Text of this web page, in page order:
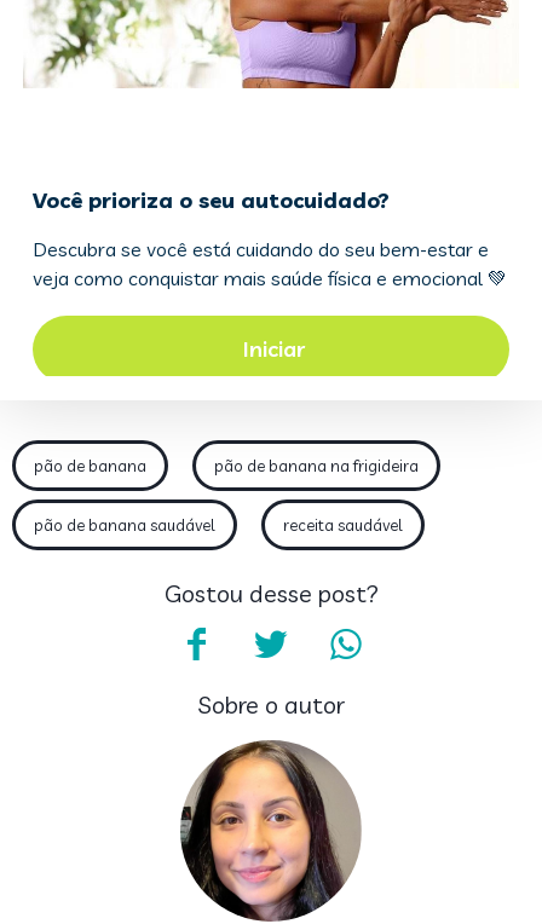
pão de banana pão de banana na frigideira
pão de banana saudável receita saudável
Gostou desse post?
Sobre o autor